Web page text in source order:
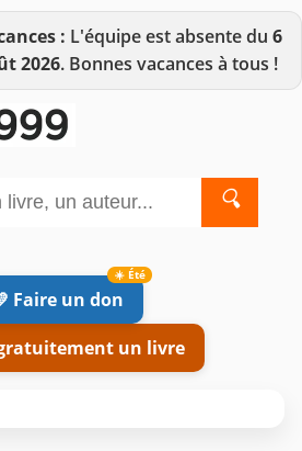
: L'équipe est absente du 6
2026. Bonnes vacances à tous !
🔍
Faire un don
un livre